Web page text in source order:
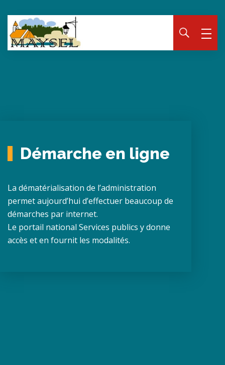
Démarche en ligne
La dématérialisation de l’administration
permet aujourd’hui d’effectuer beaucoup de
démarches par internet.
Le portail national Services publics y donne
accès et en fournit les modalités.